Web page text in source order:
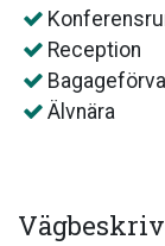
Reception
Älvnära